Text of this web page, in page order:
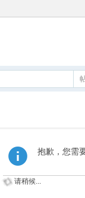
抱歉，您需
请稍候...